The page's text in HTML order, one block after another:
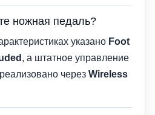
ножная педаль?
указано Foot
, а штатное управление
через Wireless